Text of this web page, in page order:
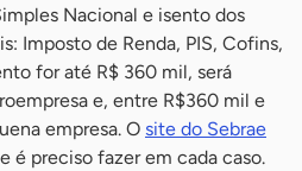
Nacional e isento dos
Imposto de Renda, PIS, Cofins,
for até R$ 360 mil, será
e, entre R$360 mil e
empresa. O site do Sebrae
é preciso fazer em cada caso.